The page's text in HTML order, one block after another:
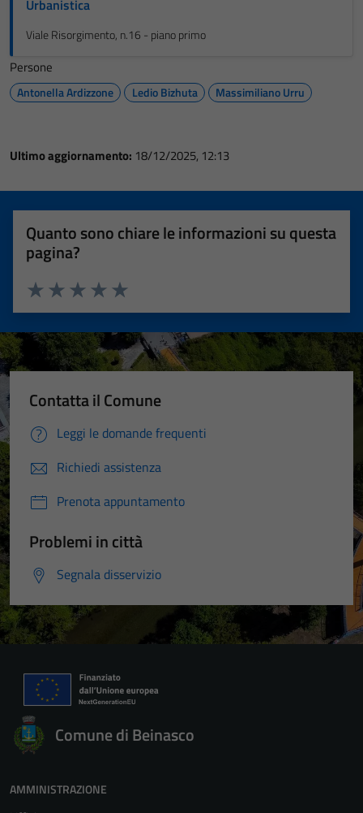
Urbanistica
Viale Risorgimento, n.16 - piano primo
Persone
Antonella Ardizzone Ledio Bizhuta Massimiliano Urru
Ultimo aggiornamento: 18/12/2025, 12:13
Quanto sono chiare le informazioni su questa
pagina?
Valuta 5 stelle su 5
Valuta 4 stelle su 5
Valuta 3 stelle su 5
Valuta 2 stelle su 5
Valuta 1 stelle su 5
Contatta il Comune
Leggi le domande frequenti
Richiedi assistenza
Prenota appuntamento
Problemi in città
Segnala disservizio
Comune di Beinasco
AMMINISTRAZIONE